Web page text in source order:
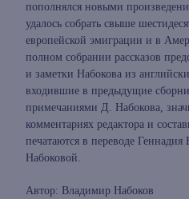
пополнялся новыми
удалось собрать свыше
европейской эмиграции и в
полном собрании рассказов
и заметки Набокова из
входившие в предыдущие
примечаниями Д. Набокова,
комментариях редактора и
печатаются в переводе
Набоковой.
Автор: Владимир Набоков